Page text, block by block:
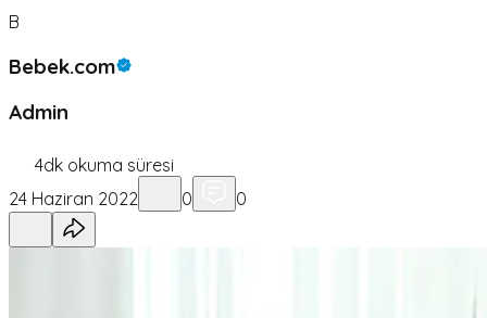
B
Bebek.com
Admin
4dk okuma süresi
24 Haziran 2022
0 0